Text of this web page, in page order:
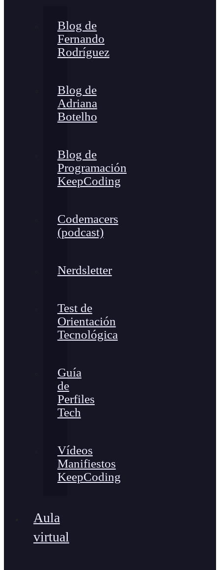
Blog de
Fernando
Rodríguez
Blog de
Adriana
Botelho
Blog de
Programación
KeepCoding
Codemacers
(podcast)
Nerdsletter
Test de
Orientación
Tecnológica
Guía
de
Perfiles
Tech
Vídeos
Manifiestos
KeepCoding
Aula
virtual